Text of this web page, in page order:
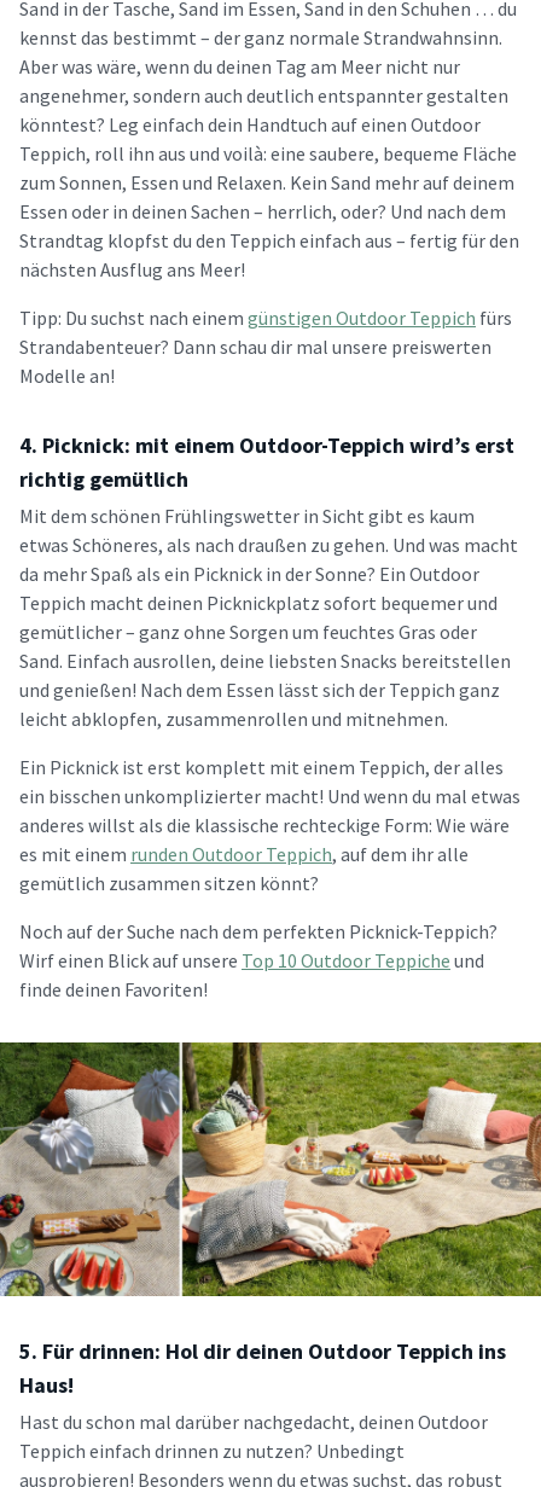
Sand in der Tasche, Sand im Essen, Sand in den Schuhen … du
kennst das bestimmt – der ganz normale Strandwahnsinn.
Aber was wäre, wenn du deinen Tag am Meer nicht nur
angenehmer, sondern auch deutlich entspannter gestalten
könntest? Leg einfach dein Handtuch auf einen Outdoor
Teppich, roll ihn aus und voilà: eine saubere, bequeme Fläche
zum Sonnen, Essen und Relaxen. Kein Sand mehr auf deinem
Essen oder in deinen Sachen – herrlich, oder? Und nach dem
Strandtag klopfst du den Teppich einfach aus – fertig für den
nächsten Ausflug ans Meer!
Tipp: Du suchst nach einem günstigen Outdoor Teppich fürs
Strandabenteuer? Dann schau dir mal unsere preiswerten
Modelle an!
4. Picknick: mit einem Outdoor-Teppich wird’s erst
richtig gemütlich
Mit dem schönen Frühlingswetter in Sicht gibt es kaum
etwas Schöneres, als nach draußen zu gehen. Und was macht
da mehr Spaß als ein Picknick in der Sonne? Ein Outdoor
Teppich macht deinen Picknickplatz sofort bequemer und
gemütlicher – ganz ohne Sorgen um feuchtes Gras oder
Sand. Einfach ausrollen, deine liebsten Snacks bereitstellen
und genießen! Nach dem Essen lässt sich der Teppich ganz
leicht abklopfen, zusammenrollen und mitnehmen.
Ein Picknick ist erst komplett mit einem Teppich, der alles
ein bisschen unkomplizierter macht! Und wenn du mal etwas
anderes willst als die klassische rechteckige Form: Wie wäre
es mit einem runden Outdoor Teppich, auf dem ihr alle
gemütlich zusammen sitzen könnt?
Noch auf der Suche nach dem perfekten Picknick-Teppich?
Wirf einen Blick auf unsere Top 10 Outdoor Teppiche und
finde deinen Favoriten!
5. Für drinnen: Hol dir deinen Outdoor Teppich ins
Haus!
Hast du schon mal darüber nachgedacht, deinen Outdoor
Teppich einfach drinnen zu nutzen? Unbedingt
ausprobieren! Besonders wenn du etwas suchst, das robust